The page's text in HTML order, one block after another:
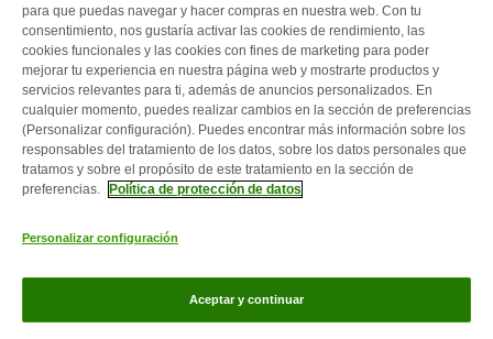
Follow zooplus
Quiénes somos Empleo
Contacto
Gastos de envío y plazo de entrega
Formas de pago
Protección de datos
para que puedas navegar y hacer compras en nuestra web. Con tu
consentimiento, nos gustaría activar las cookies de rendimiento, las
cookies funcionales y las cookies con fines de marketing para poder
mejorar tu experiencia en nuestra página web y mostrarte productos y
servicios relevantes para ti, además de anuncios personalizados. En
cualquier momento, puedes realizar cambios en la sección de preferencias
(Personalizar configuración). Puedes encontrar más información sobre los
responsables del tratamiento de los datos, sobre los datos personales que
tratamos y sobre el propósito de este tratamiento en la sección de
preferencias.
Política de protección de datos
Personalizar configuración
Aceptar y continuar